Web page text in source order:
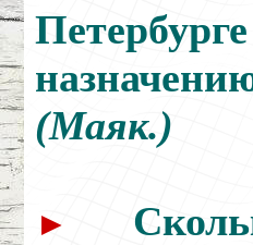
(Маяк.)
►